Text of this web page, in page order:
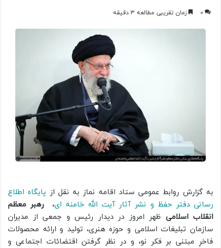
0 زمان تقریبی مطالعه 3 دقیقه
به گزارش روابط عمومی ستاد اقامه نماز به نقل از پایگاه اطلاع
رسانی دفتر حفظ و نشر آثار آیت الله خامنه ای، رهبر معظم
انقلاب اسلامی ظهر امروز در دیدار رئیس و جمعی از مدیران
سازمان تبلیغات اسلامی و حوزه هنری، تولید و ارائه محصولات
فاخرِ مبتنی بر فکر نو، و در نظر گرفتن اقتضائات اجتماعی و